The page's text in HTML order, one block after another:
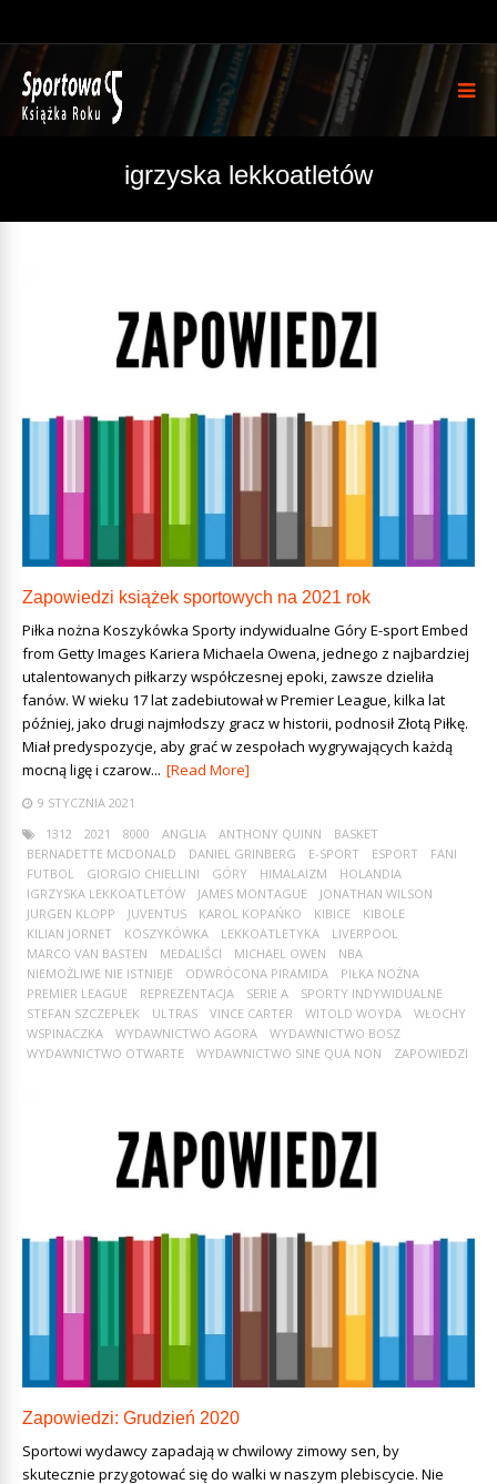
igrzyska lekkoatletów
Zapowiedzi książek sportowych na 2021 rok
Piłka nożna Koszykówka Sporty indywidualne Góry E-sport Embed
from Getty Images Kariera Michaela Owena, jednego z najbardziej
utalentowanych piłkarzy współczesnej epoki, zawsze dzieliła
fanów. W wieku 17 lat zadebiutował w Premier League, kilka lat
później, jako drugi najmłodszy gracz w historii, podnosił Złotą Piłkę.
Miał predyspozycje, aby grać w zespołach wygrywających każdą
mocną ligę i czarow... [Read More]
9 STYCZNIA 2021
1312
2021 8000 ANGLIA ANTHONY QUINN
BASKET
BERNADETTE MCDONALD
DANIEL GRINBERG E-SPORT ESPORT
FANI
FUTBOL
GIORGIO CHIELLINI GÓRY HIMALAIZM
HOLANDIA
IGRZYSKA LEKKOATLETÓW
JAMES MONTAGUE
JONATHAN WILSON
JURGEN KLOPP
JUVENTUS KAROL KOPAŃKO KIBICE
KIBOLE
KILIAN JORNET
KOSZYKÓWKA LEKKOATLETYKA
LIVERPOOL
MARCO VAN BASTEN
MEDALIŚCI MICHAEL OWEN
NBA
NIEMOŻLIWE NIE ISTNIEJE
ODWRÓCONA PIRAMIDA
PIŁKA NOŻNA
PREMIER LEAGUE
REPREZENTACJA SERIE A
SPORTY INDYWIDUALNE
STEFAN SZCZEPŁEK
ULTRAS VINCE CARTER WITOLD WOYDA
WŁOCHY
WSPINACZKA
WYDAWNICTWO AGORA
WYDAWNICTWO BOSZ
WYDAWNICTWO OTWARTE
WYDAWNICTWO SINE QUA NON ZAPOWIEDZI
Zapowiedzi: Grudzień 2020
Sportowi wydawcy zapadają w chwilowy zimowy sen, by
skutecznie przygotować się do walki w naszym plebiscycie. Nie